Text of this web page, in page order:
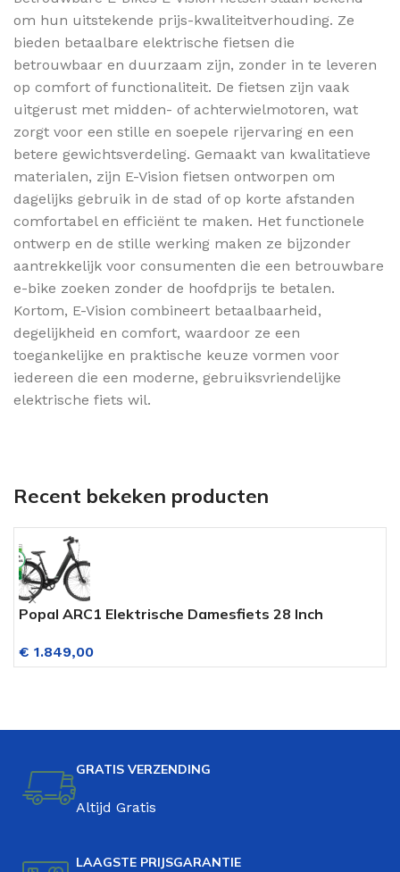
om hun uitstekende prijs-kwaliteitverhouding. Ze
bieden betaalbare elektrische fietsen die
betrouwbaar en duurzaam zijn, zonder in te leveren
op comfort of functionaliteit. De fietsen zijn vaak
uitgerust met midden- of achterwielmotoren, wat
zorgt voor een stille en soepele rijervaring en een
betere gewichtsverdeling. Gemaakt van kwalitatieve
materialen, zijn E-Vision fietsen ontworpen om
dagelijks gebruik in de stad of op korte afstanden
comfortabel en efficiënt te maken. Het functionele
ontwerp en de stille werking maken ze bijzonder
aantrekkelijk voor consumenten die een betrouwbare
e-bike zoeken zonder de hoofdprijs te betalen.
Kortom, E-Vision combineert betaalbaarheid,
degelijkheid en comfort, waardoor ze een
toegankelijke en praktische keuze vormen voor
iedereen die een moderne, gebruiksvriendelijke
elektrische fiets wil.
Recent bekeken producten
Popal ARC1 Elektrische Damesfiets 28 Inch
€ 1.849,00
GRATIS VERZENDING
Altijd Gratis
LAAGSTE PRIJSGARANTIE